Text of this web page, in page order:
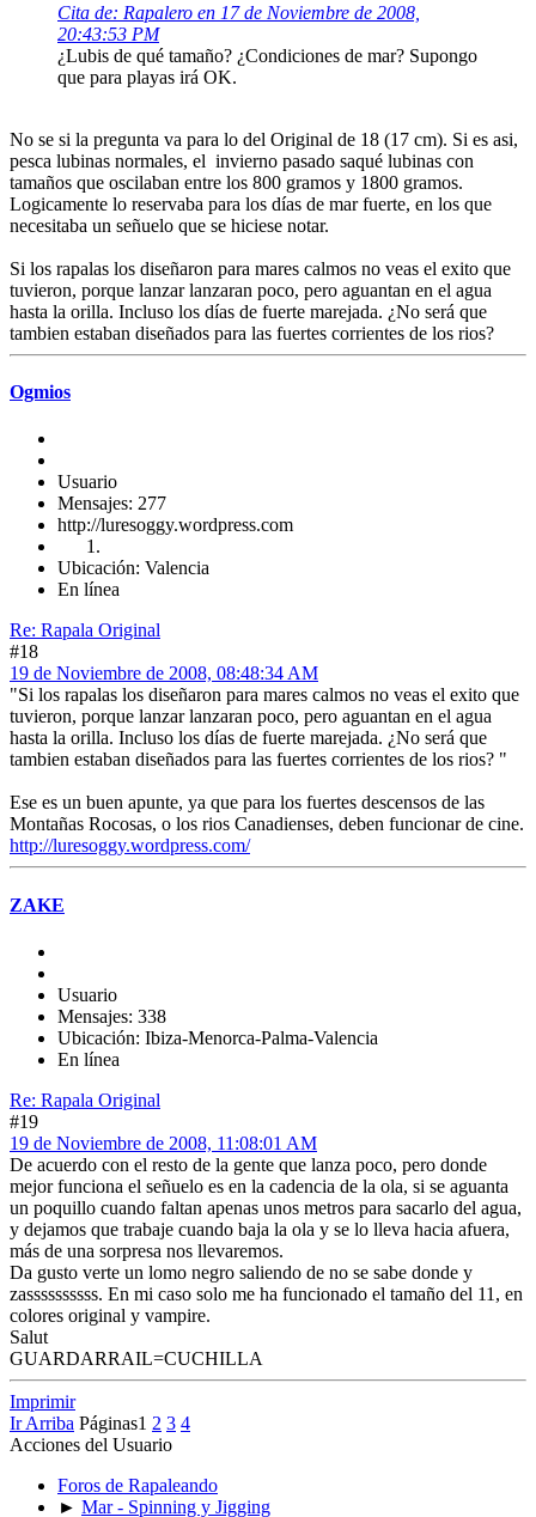
Cita de: Rapalero en 17 de Noviembre de 2008,
20:43:53 PM
¿Lubis de qué tamaño? ¿Condiciones de mar? Supongo
que para playas irá OK.
No se si la pregunta va para lo del Original de 18 (17 cm). Si es asi,
pesca lubinas normales, el invierno pasado saqué lubinas con
tamaños que oscilaban entre los 800 gramos y 1800 gramos.
Logicamente lo reservaba para los días de mar fuerte, en los que
necesitaba un señuelo que se hiciese notar.
Si los rapalas los diseñaron para mares calmos no veas el exito que
tuvieron, porque lanzar lanzaran poco, pero aguantan en el agua
hasta la orilla. Incluso los días de fuerte marejada. ¿No será que
tambien estaban diseñados para las fuertes corrientes de los rios?
Ogmios
Usuario
Mensajes: 277
http://luresoggy.wordpress.com
Ubicación: Valencia
En línea
Re: Rapala Original
#18
19 de Noviembre de 2008, 08:48:34 AM
"Si los rapalas los diseñaron para mares calmos no veas el exito que
tuvieron, porque lanzar lanzaran poco, pero aguantan en el agua
hasta la orilla. Incluso los días de fuerte marejada. ¿No será que
tambien estaban diseñados para las fuertes corrientes de los rios? "
Ese es un buen apunte, ya que para los fuertes descensos de las
Montañas Rocosas, o los rios Canadienses, deben funcionar de cine.
http://luresoggy.wordpress.com/
ZAKE
Usuario
Mensajes: 338
Ubicación: Ibiza-Menorca-Palma-Valencia
En línea
Re: Rapala Original
#19
19 de Noviembre de 2008, 11:08:01 AM
De acuerdo con el resto de la gente que lanza poco, pero donde
mejor funciona el señuelo es en la cadencia de la ola, si se aguanta
un poquillo cuando faltan apenas unos metros para sacarlo del agua,
y dejamos que trabaje cuando baja la ola y se lo lleva hacia afuera,
más de una sorpresa nos llevaremos.
Da gusto verte un lomo negro saliendo de no se sabe donde y
zassssssssss. En mi caso solo me ha funcionado el tamaño del 11, en
colores original y vampire.
Salut
GUARDARRAIL=CUCHILLA
Imprimir
Ir Arriba Páginas1 2 3 4
Acciones del Usuario
Foros de Rapaleando
► Mar - Spinning y Jigging